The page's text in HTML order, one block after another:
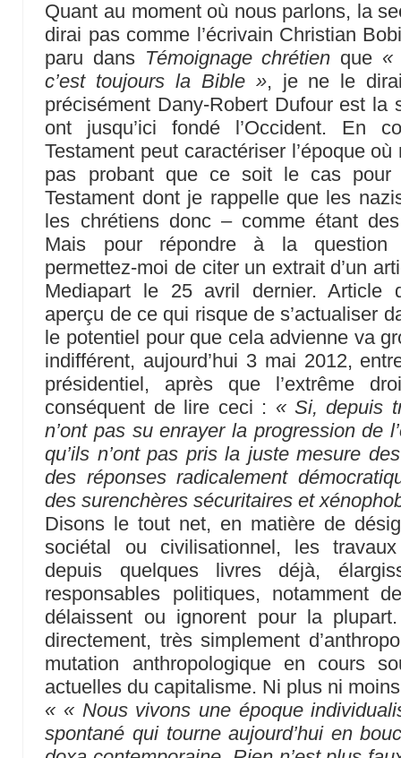
Quant au moment où nous parlons, la
dirai pas comme l’écrivain Christian
paru dans Témoignage chrétien que «
c’est toujours la Bible », je ne le
précisément Dany-Robert Dufour est la
ont jusqu’ici fondé l’Occident. En
Testament peut caractériser l’époque
pas probant que ce soit le cas pour
Testament dont je rappelle que les
les chrétiens donc – comme étant
Mais pour répondre à la question
permettez-moi de citer un extrait d’un
Mediapart le 25 avril dernier. Article
aperçu de ce qui risque de s’actualiser
le potentiel pour que cela advienne va
indifférent, aujourd’hui 3 mai 2012,
présidentiel, après que l’extrême
conséquent de lire ceci : « Si, depuis
n’ont pas su enrayer la progression de
qu’ils n’ont pas pris la juste mesure
des réponses radicalement
des surenchères sécuritaires et
Disons le tout net, en matière de
sociétal ou civilisationnel, les
depuis quelques livres déjà,
responsables politiques, notamment
délaissent ou ignorent pour la
directement, très simplement
mutation anthropologique en cours
actuelles du capitalisme. Ni plus ni
« « Nous vivons une époque
spontané qui tourne aujourd’hui en